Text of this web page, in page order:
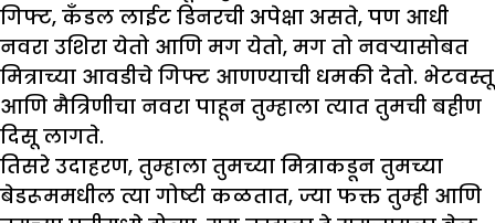
गिफ्ट, कँडल लाईट डिनरची अपेक्षा असते, पण आधी
नवरा उशिरा येतो आणि मग येतो, मग तो नवऱ्यासोबत
मित्राच्या आवडीचे गिफ्ट आणण्याची धमकी देतो. भेटवस्तू
आणि मैत्रिणीचा नवरा पाहून तुम्हाला त्यात तुमची बहीण
दिसू लागते.
तिसरे उदाहरण, तुम्हाला तुमच्या मित्राकडून तुमच्या
बेडरूममधील त्या गोष्टी कळतात, ज्या फक्त तुम्ही आणि